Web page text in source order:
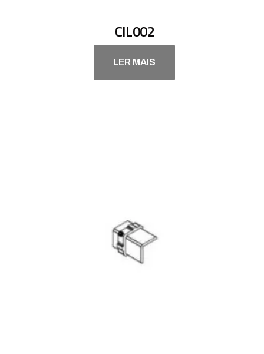
CIL002
LER MAIS